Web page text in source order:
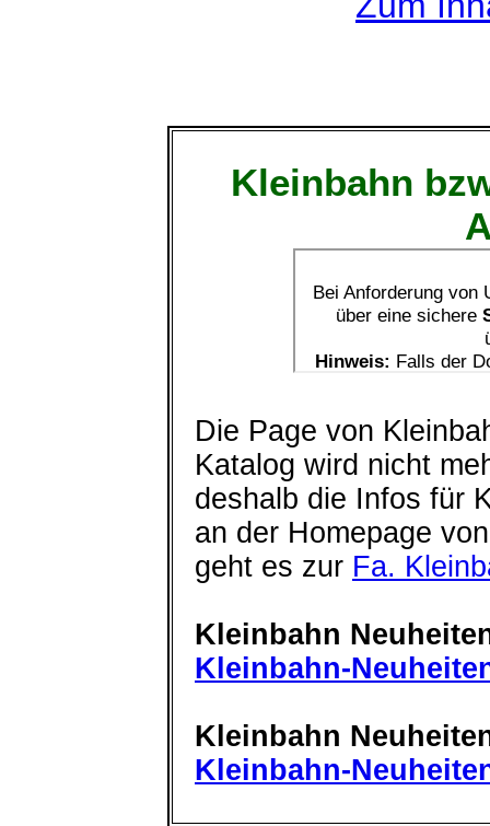
Kleinbahn
Die Page von
Katalog wird nicht
deshalb die Infos für
an der Homepage
geht es zur Fa.
Kleinbahn
Kleinbahn-
Kleinbahn
Kleinbahn-